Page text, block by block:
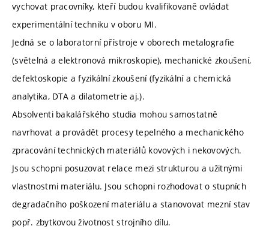
vychovat pracovníky, kteří budou kvalifikovaně ovládat
experimentální techniku v oboru MI.
Jedná se o laboratorní přístroje v oborech metalografie
(světelná a elektronová mikroskopie), mechanické zkoušení,
defektoskopie a fyzikální zkoušení (fyzikální a chemická
analytika, DTA a dilatometrie aj.).
Absolventi bakalářského studia mohou samostatně
navrhovat a provádět procesy tepelného a mechanického
zpracování technických materiálů kovových i nekovových.
Jsou schopni posuzovat relace mezi strukturou a užitnými
vlastnostmi materiálu. Jsou schopni rozhodovat o stupních
degradačního poškození materiálu a stanovovat mezní stav
popř. zbytkovou životnost strojního dílu.